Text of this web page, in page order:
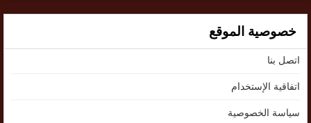
خصوصية الموقع
اتصل بنا
اتفاقية الإستخدام
سياسة الخصوصية